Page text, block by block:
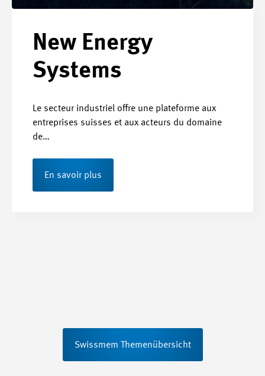
New Energy
Systems
Le secteur industriel offre une plateforme aux
entreprises suisses et aux acteurs du domaine
de…
En savoir plus
Swissmem Themenübersicht